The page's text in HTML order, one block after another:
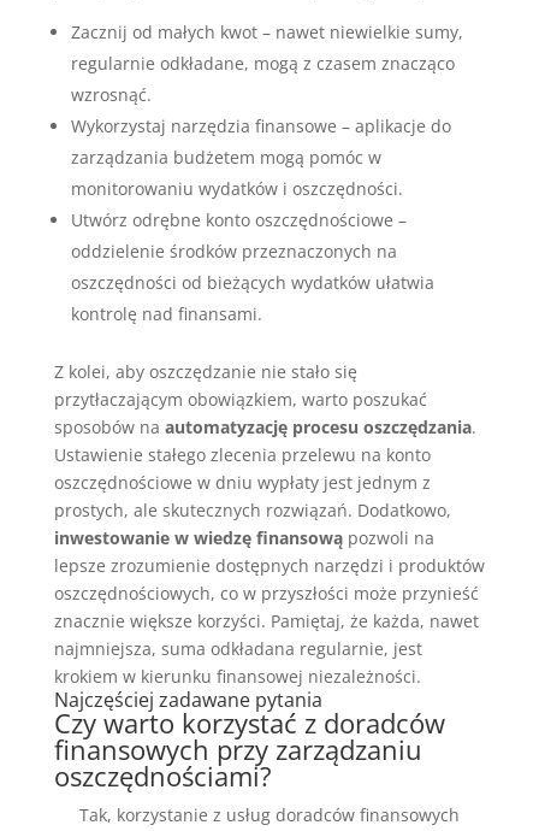
Zacznij od małych kwot – nawet niewielkie sumy,
regularnie odkładane, mogą z czasem znacząco
wzrosnąć.
Wykorzystaj narzędzia finansowe – aplikacje do
zarządzania budżetem mogą pomóc w
monitorowaniu wydatków i oszczędności.
Utwórz odrębne konto oszczędnościowe –
oddzielenie środków przeznaczonych na
oszczędności od bieżących wydatków ułatwia
kontrolę nad finansami.
Z kolei, aby oszczędzanie nie stało się
przytłaczającym obowiązkiem, warto poszukać
sposobów na automatyzację procesu oszczędzania.
Ustawienie stałego zlecenia przelewu na konto
oszczędnościowe w dniu wypłaty jest jednym z
prostych, ale skutecznych rozwiązań. Dodatkowo,
inwestowanie w wiedzę finansowąpozwoli na
lepsze zrozumienie dostępnych narzędzi i produktów
oszczędnościowych, co w przyszłości może przynieść
znacznie większe korzyści. Pamiętaj, że każda, nawet
najmniejsza, suma odkładana regularnie, jest
krokiem w kierunku finansowej niezależności.
Najczęściej zadawane pytania
Czy warto korzystać z doradców
finansowych przy zarządzaniu
oszczędnościami?
Tak, korzystanie z usług doradców finansowych